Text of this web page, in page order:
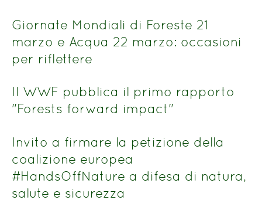
Giornate Mondiali di Foreste 21
marzo e Acqua 22 marzo: occasioni
per riflettere
Il WWF pubblica il primo rapporto
"Forests forward impact"
Invito a firmare la petizione della
coalizione europea
#HandsOffNature a difesa di natura,
salute e sicurezza